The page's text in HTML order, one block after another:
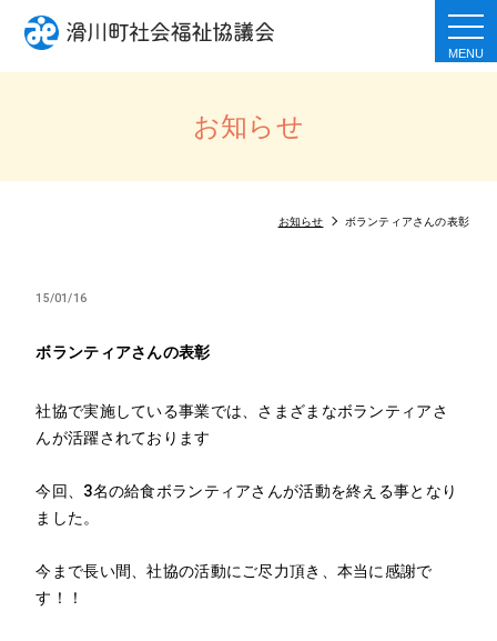
お知らせ
お知らせ ボランティアさんの表彰
15/01/16
ボランティアさんの表彰
社協で実施している事業では、さまざまなボランティアさ
んが活躍されております
今回、3名の給食ボランティアさんが活動を終える事となり
ました。
今まで長い間、社協の活動にご尽力頂き、本当に感謝で
す！！